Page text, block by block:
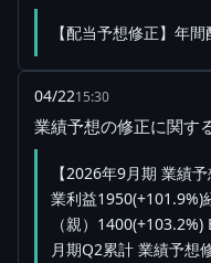
【配当予想修正】年
04/2215:30
業績予想の修正に関す
【2026年9月期 業績
業利益1950(+101.9%)
（親）
月期Q2累計 業績予想